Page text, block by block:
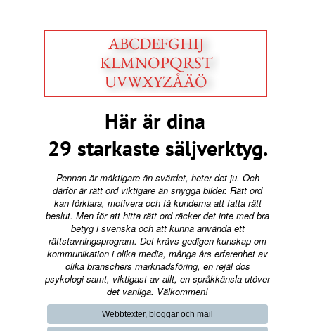
ABCDEFGHIJ
KLMNOPQRST
UVWXYZÅÄÖ
Här är dina
29 starkaste säljverktyg.
Pennan är mäktigare än svärdet, heter det ju. Och
därför är rätt ord viktigare än snygga bilder. Rätt ord
kan förklara, motivera och få kunderna att fatta rätt
beslut. Men för att hitta rätt ord räcker det inte med bra
betyg i svenska och att kunna använda ett
rättstavningsprogram. Det krävs gedigen kunskap om
kommunikation i olika media, många års erfarenhet av
olika branschers marknadsföring, en rejäl dos
psykologi samt, viktigast av allt, en språkkänsla utöver
det vanliga. Välkommen!
Webbtexter, bloggar och mail